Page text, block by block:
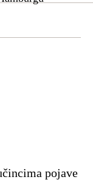
pojave